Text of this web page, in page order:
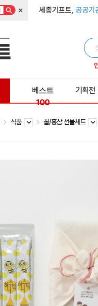
× 세종기프트, 공공기
베스트
100
기획전
식품 꿀/홍삼 선물세트